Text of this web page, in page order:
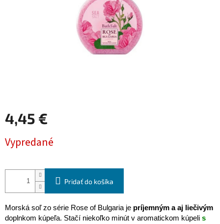
4,45 €
cena:
Vypredané
Pridať do košíka
Morská soľ zo série Rose of Bulgaria je príjemným a aj liečivým
doplnkom kúpeľa. Stačí niekoľko minút v aromatickom kúpeli s